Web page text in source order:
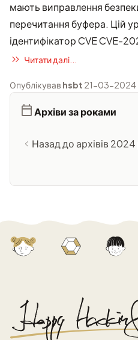
мають виправлення
перечитання буфера. Цій
ідентифікатор CVECVE-
Читати далі...
Опублікував hsbt 21-03-2024
Архіви за роками
Назад до архівів